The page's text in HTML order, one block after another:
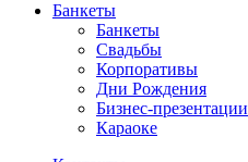
Банкеты
Банкеты
Свадьбы
Корпоративы
Дни Рождения
Бизнес-презентации
Караоке